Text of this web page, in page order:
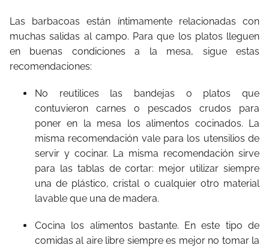
Las barbacoas están íntimamente relacionadas con
muchas salidas al campo. Para que los platos lleguen
en buenas condiciones a la mesa, sigue estas
recomendaciones:
No reutilices las bandejas o platos que
contuvieron carnes o pescados crudos para
poner en la mesa los alimentos cocinados. La
misma recomendación vale para los utensilios de
servir y cocinar. La misma recomendación sirve
para las tablas de cortar: mejor utilizar siempre
una de plástico, cristal o cualquier otro material
lavable que una de madera.
Cocina los alimentos bastante. En este tipo de
comidas al aire libre siempre es mejor no tomar la